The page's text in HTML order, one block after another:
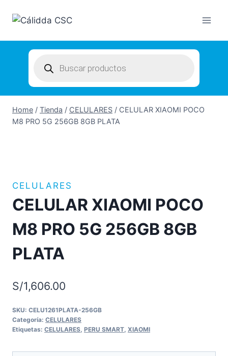
search
Home / Tienda / CELULARES / CELULAR XIAOMI POCO
M8 PRO 5G 256GB 8GB PLATA
CELULARES
CELULAR XIAOMI POCO
M8 PRO 5G 256GB 8GB
PLATA
S/1,606.00
SKU: CELU1261PLATA-256GB
Categoría: CELULARES
Etiquetas: CELULARES PERU SMART XIAOMI